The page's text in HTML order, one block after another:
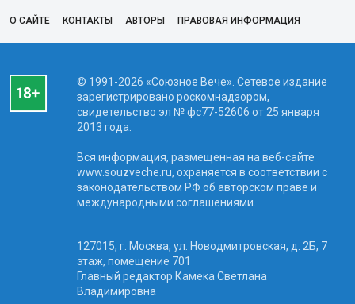
О САЙТЕ КОНТАКТЫ АВТОРЫ ПРАВОВАЯ ИНФОРМАЦИЯ
© 1991-2026 «Союзное Вече». Сетевое издание
зарегистрировано роскомнадзором,
свидетельство эл № фc77-52606 от 25 января
2013 года.
Вся информация, размещенная на веб-сайте
www.souzveche.ru, охраняется в соответствии с
законодательством РФ об авторском праве и
международными соглашениями.
127015, г. Москва, ул. Новодмитровская, д. 2Б, 7
этаж, помещение 701
Главный редактор Камека Светлана
Владимировна